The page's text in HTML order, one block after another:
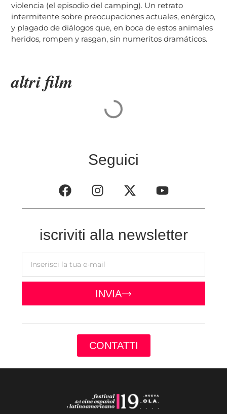
violencia (el episodio del camping). Un retrato
intermitente sobre preocupaciones actuales, enérgico,
y plagado de diálogos que, en boca de estos animales
heridos, rompen y rasgan, sin numeritos dramáticos.
altri film
Seguici
iscriviti alla newsletter
INVIA
CONTATTI